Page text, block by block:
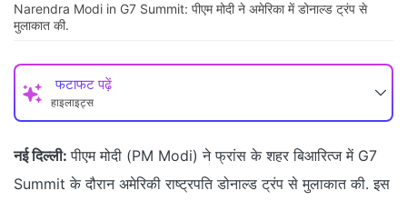
Narendra Modi in G7 Summit: पीएम मोदी ने अमेरिका में डोनाल्ड ट्रंप से
मुलाकात की.
फटाफट पढ़ें
हाइलाइट्स
नई दिल्ली: पीएम मोदी (PM Modi) ने फ्रांस के शहर बिआरित्ज में G7
Summit के दौरान अमेरिकी राष्ट्रपति डोनाल्ड ट्रंप से मुलाकात की. इस